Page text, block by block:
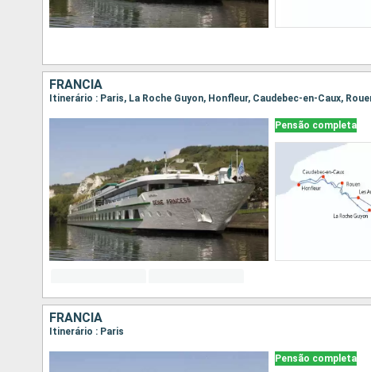
FRANCIA
Itinerário : Paris, La Roche Guyon, Honfleur, Caudebec-en-Caux,
Pensão completa
FRANCIA
Itinerário : Paris
Pensão completa